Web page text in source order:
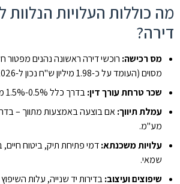
מה כוללות העלויות הנלוות
דירה?
מס רכישה: רוכשי דירה ראשונה נהנים
מסוים (העומד על כ-1.98 מיליון ש"ח נכון ל-2026) ישנה חבות מס.
שכר טרחת עורך דין:בדרך כלל 0.5%-1.5% ממחיר הדירה.
עמלת תיווך:
מע"מ.
עלויות משכנתא:דמי פתיחת תיק, ביטוח חיים,
שמאי.
שיפוצים ועיצוב:בדירות יד שנייה, עלות